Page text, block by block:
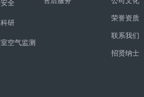
全
研
空气监测
荣誉资质
联系我们
招贤纳士